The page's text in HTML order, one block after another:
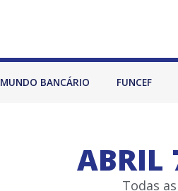
MUNDO BANCÁRIO FUNCEF
ABRIL
Todas